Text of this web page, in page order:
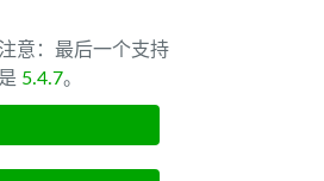
意：最后一个支持
5.4.7。